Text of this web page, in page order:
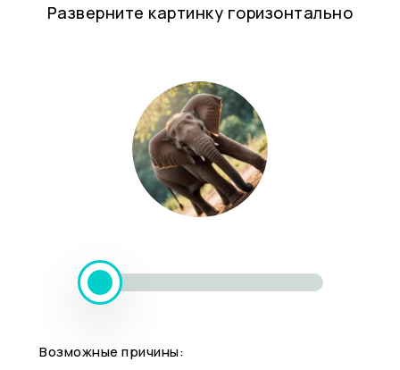
Разверните картинку горизонтально
Возможные причины: